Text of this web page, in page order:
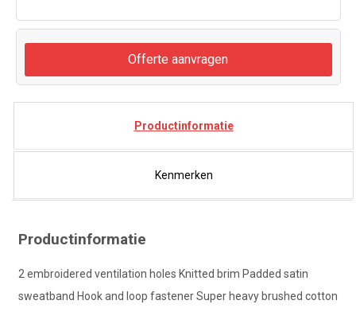
Offerte aanvragen
Productinformatie
Kenmerken
Productinformatie
2 embroidered ventilation holes Knitted brim Padded satin
sweatband Hook and loop fastener Super heavy brushed cotton